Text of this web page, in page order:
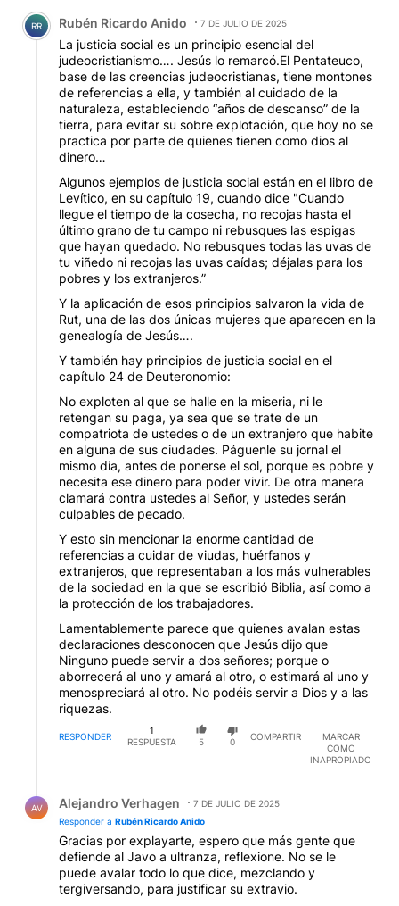
Comentario de Rubén Ricardo Anido.
RR Rubén Ricardo Anido 7 DE JULIO DE 2025
La justicia social es un principio esencial del
judeocristianismo…. Jesús lo remarcó.El Pentateuco,
base de las creencias judeocristianas, tiene montones
de referencias a ella, y también al cuidado de la
naturaleza, estableciendo “años de descanso” de la
tierra, para evitar su sobre explotación, que hoy no se
practica por parte de quienes tienen como dios al
dinero…
Algunos ejemplos de justicia social están en el libro de
Levítico, en su capítulo 19, cuando dice "Cuando
llegue el tiempo de la cosecha, no recojas hasta el
último grano de tu campo ni rebusques las espigas
que hayan quedado. No rebusques todas las uvas de
tu viñedo ni recojas las uvas caídas; déjalas para los
pobres y los extranjeros.”
Y la aplicación de esos principios salvaron la vida de
Rut, una de las dos únicas mujeres que aparecen en la
genealogía de Jesús….
Y también hay principios de justicia social en el
capítulo 24 de Deuteronomio:
No exploten al que se halle en la miseria, ni le
retengan su paga, ya sea que se trate de un
compatriota de ustedes o de un extranjero que habite
en alguna de sus ciudades. Páguenle su jornal el
mismo día, antes de ponerse el sol, porque es pobre y
necesita ese dinero para poder vivir. De otra manera
clamará contra ustedes al Señor, y ustedes serán
culpables de pecado.
Y esto sin mencionar la enorme cantidad de
referencias a cuidar de viudas, huérfanos y
extranjeros, que representaban a los más vulnerables
de la sociedad en la que se escribió Biblia, así como a
la protección de los trabajadores.
Lamentablemente parece que quienes avalan estas
declaraciones desconocen que Jesús dijo que
Ninguno puede servir a dos señores; porque o
aborrecerá al uno y amará al otro, o estimará al uno y
menospreciará al otro. No podéis servir a Dios y a las
riquezas.
RESPONDER
1
RESPUESTA
5 0
COMPARTIR
MARCAR
COMO
INAPROPIADO
AV Alejandro Verhagen
7 DE JULIO DE 2025
Responder a Rubén Ricardo Anido
Gracias por explayarte, espero que más gente que
defiende al Javo a ultranza, reflexione. No se le
puede avalar todo lo que dice, mezclando y
tergiversando, para justificar su extravio.